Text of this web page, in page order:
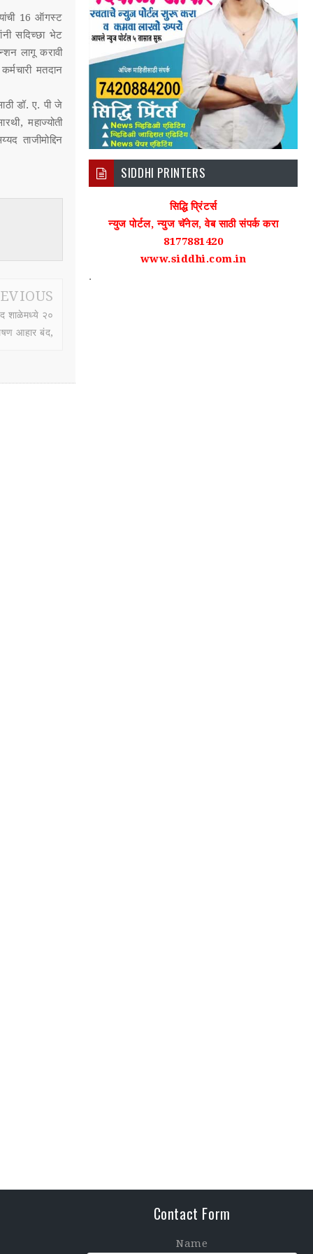
यांची 16 ऑगस्ट
सदिच्छा भेट
लागू करावी
मतदान
डॉ. ए. पी जे
महाज्योती
ताजीमोद्दिन
शाळेमध्ये २०
आहार बंद,
SIDDHI PRINTERS
सिद्धि प्रिंटर्स
न्युज पोर्टल, न्युज चॅनेल, वेब साठी संपर्क करा
8177881420
www.siddhi.com.in
.
Contact Form
Name